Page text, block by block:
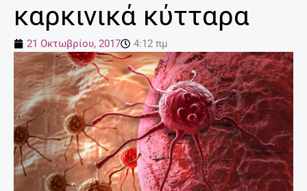
καρκινικά κύτταρα
21 Οκτωβρίου, 2017 4:12 πμ